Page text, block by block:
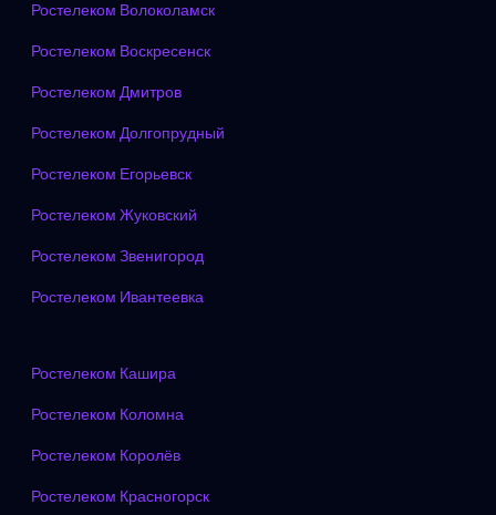
Ростелеком Волоколамск
Ростелеком Воскресенск
Ростелеком Дмитров
Ростелеком Долгопрудный
Ростелеком Егорьевск
Ростелеком Жуковский
Ростелеком Звенигород
Ростелеком Ивантеевка
Ростелеком Кашира
Ростелеком Коломна
Ростелеком Королёв
Ростелеком Красногорск